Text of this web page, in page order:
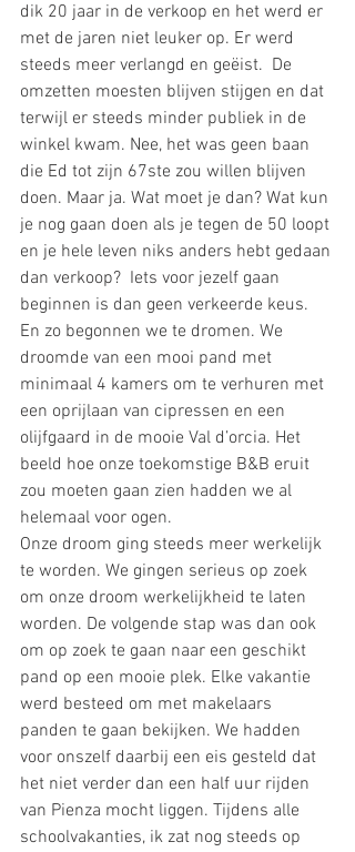
dik 20 jaar in de verkoop en het werd er
met de jaren niet leuker op. Er werd
steeds meer verlangd en geëist.  De
omzetten moesten blijven stijgen en dat
terwijl er steeds minder publiek in de
winkel kwam. Nee, het was geen baan
die Ed tot zijn 67ste zou willen blijven
doen. Maar ja. Wat moet je dan? Wat kun
je nog gaan doen als je tegen de 50 loopt
en je hele leven niks anders hebt gedaan
dan verkoop?  Iets voor jezelf gaan
beginnen is dan geen verkeerde keus.
En zo begonnen we te dromen. We
droomde van een mooi pand met
minimaal 4 kamers om te verhuren met
een oprijlaan van cipressen en een
olijfgaard in de mooie Val d’orcia. Het
beeld hoe onze toekomstige B&B eruit
zou moeten gaan zien hadden we al
helemaal voor ogen.
Onze droom ging steeds meer werkelijk
te worden. We gingen serieus op zoek
om onze droom werkelijkheid te laten
worden. De volgende stap was dan ook
om op zoek te gaan naar een geschikt
pand op een mooie plek. Elke vakantie
werd besteed om met makelaars
panden te gaan bekijken. We hadden
voor onszelf daarbij een eis gesteld dat
het niet verder dan een half uur rijden
van Pienza mocht liggen. Tijdens alle
schoolvakanties, ik zat nog steeds op